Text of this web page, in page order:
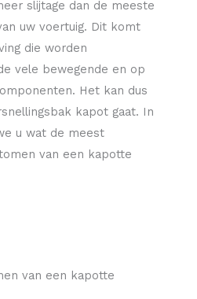
slijtage dan de meeste
uw voertuig. Dit komt
die worden
vele bewegende en op
Het kan dus
kapot gaat. In
u wat de meest
van een kapotte
van een kapotte